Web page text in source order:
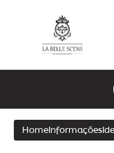
Home Informações